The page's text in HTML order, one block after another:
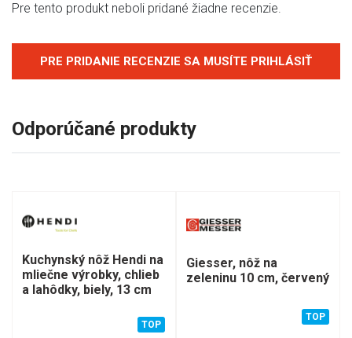
Pre tento produkt neboli pridané žiadne recenzie.
PRE PRIDANIE RECENZIE SA MUSÍTE PRIHLÁSIŤ
Odporúčané produkty
Kuchynský nôž Hendi na
mliečne výrobky, chlieb
a lahôdky, biely, 13 cm
TOP
Giesser, nôž na
zeleninu 10 cm, červený
TOP